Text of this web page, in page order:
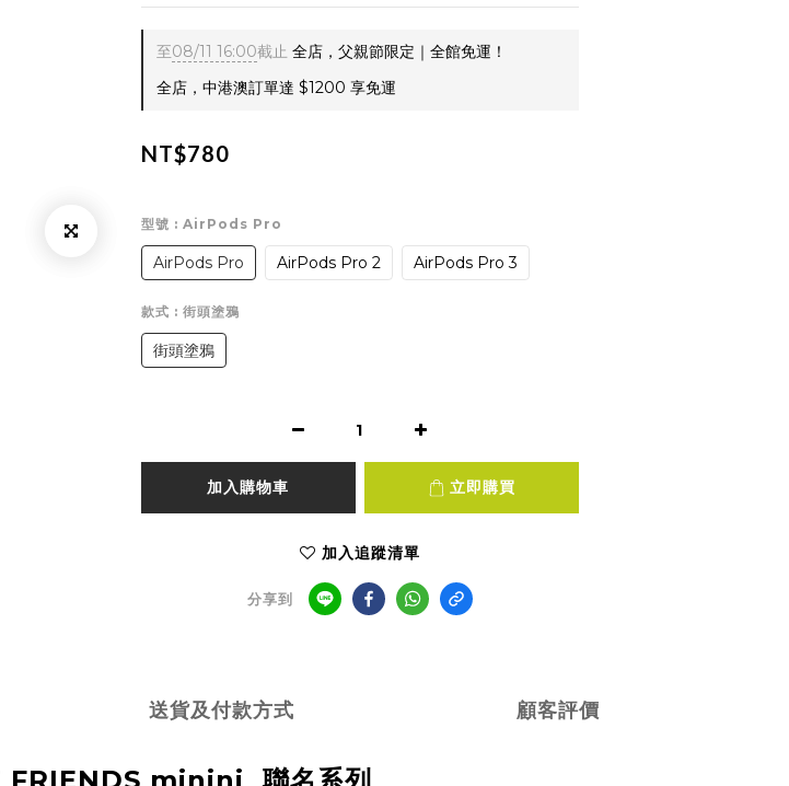
至08/11 16:00截止 全店，父親節限定｜全館免運！
全店，中港澳訂單達 $1200 享免運
NT$780
型號 : AirPods Pro
AirPods Pro AirPods Pro 2 AirPods Pro 3
款式 : 街頭塗鴉
街頭塗鴉
加入購物車 立即購買
加入追蹤清單
分享到
送貨及付款方式 顧客評價